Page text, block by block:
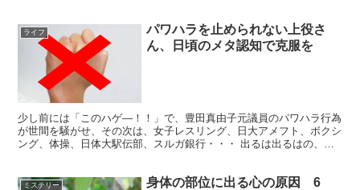
ライフ
パワハラを止められない上役さ
ん、日頃のメタ認知で克服を
少し前には「このハゲ―！！」で、豊田真由子元議員のパワハラ行為
が世間を騒がせ、その次は、女子レスリング、日大アメフト、ボクシ
ング、体操、日体大駅伝部、スルガ銀行・・・ 出るは出るはの、パ
ミステリー
身体の部位に出る心の原因 6